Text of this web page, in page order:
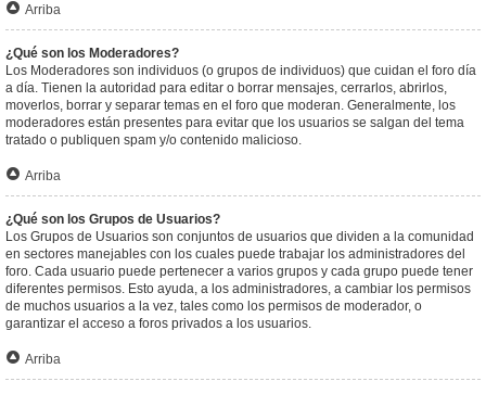
Arriba
¿Qué son los Moderadores?
Los Moderadores son individuos (o grupos de individuos) que cuidan el foro día
a día. Tienen la autoridad para editar o borrar mensajes, cerrarlos, abrirlos,
moverlos, borrar y separar temas en el foro que moderan. Generalmente, los
moderadores están presentes para evitar que los usuarios se salgan del tema
tratado o publiquen spam y/o contenido malicioso.
Arriba
¿Qué son los Grupos de Usuarios?
Los Grupos de Usuarios son conjuntos de usuarios que dividen a la comunidad
en sectores manejables con los cuales puede trabajar los administradores del
foro. Cada usuario puede pertenecer a varios grupos y cada grupo puede tener
diferentes permisos. Esto ayuda, a los administradores, a cambiar los permisos
de muchos usuarios a la vez, tales como los permisos de moderador, o
garantizar el acceso a foros privados a los usuarios.
Arriba